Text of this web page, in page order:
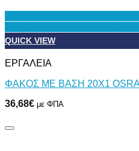
QUICK VIEW
ΕΡΓΑΛΕΙΑ
ΦΑΚΟΣ ΜΕ ΒΑΣΗ 20Χ1
36,68€ με ΦΠΑ